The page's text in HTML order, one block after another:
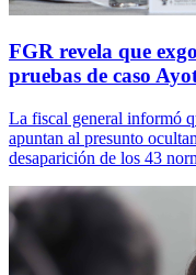
FGR revela que
pruebas de caso
La fiscal general informó
apuntan al presunto
desaparición de los 43